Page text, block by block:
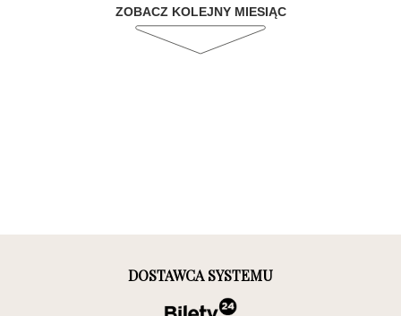
ZOBACZ KOLEJNY MIESIĄC
DOSTAWCA SYSTEMU